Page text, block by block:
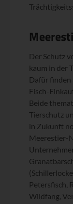
Der Schutz
kaum in der
Dafür finden
Fisch-
Beide
Tierschutz
in Zukunft
Meerestier-
Petersfisch,
Wildfang,